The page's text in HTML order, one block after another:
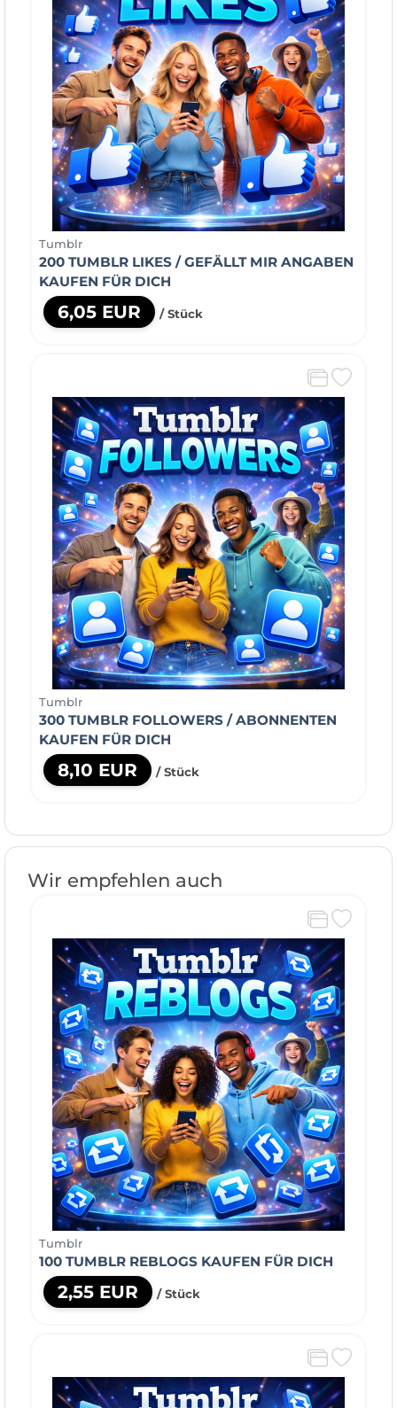
Tumblr
200 TUMBLR LIKES / GEFÄLLT MIR ANGABEN
KAUFEN FÜR DICH
6,05 EUR / Stück
Tumblr
300 TUMBLR FOLLOWERS / ABONNENTEN
KAUFEN FÜR DICH
8,10 EUR / Stück
Wir empfehlen auch
Tumblr
100 TUMBLR REBLOGS KAUFEN FÜR DICH
2,55 EUR / Stück